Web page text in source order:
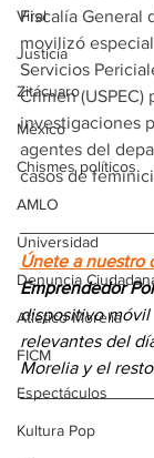
Viral
Justicia
Zitácuaro
México
Chismes políticos
AMLO
Universidad
Denuncia
Atlético Morelia
FICM
Espectáculos
Kultura Pop
Fiscalía General
movilizó
Servicios
Crimen (USPEC)
investigaciones
agentes del
casos de
Únete a nuestro
Emprendedor
dispositivo móvil
relevantes del
Morelia y el